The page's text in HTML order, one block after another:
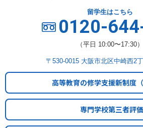
留学生はこちら
0120-
（平日 10:00〜17:30）
〒530-0015 大阪市北区中崎西2
高等教育の修学支援新制度
専門学校第三者評価